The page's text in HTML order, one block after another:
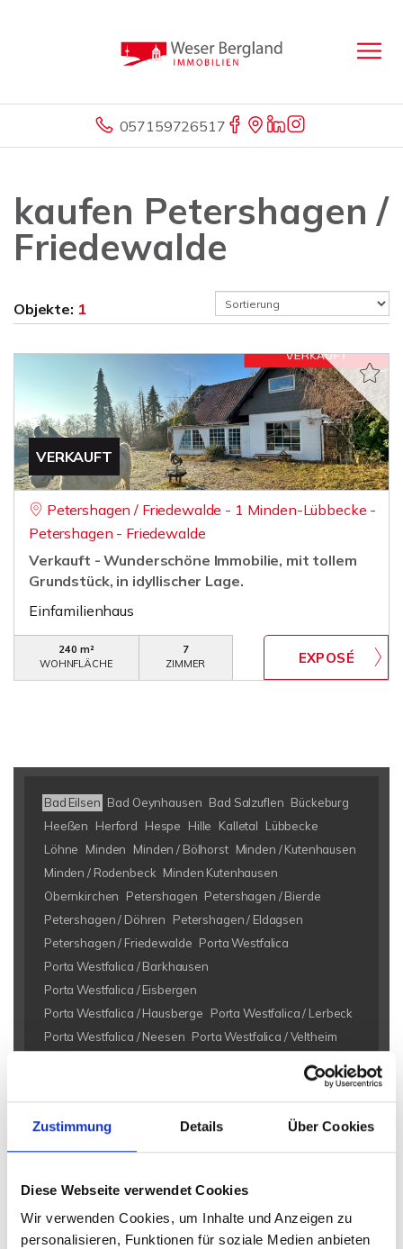
Zustimmung Details Über Cookies
Diese Webseite verwendet Cookies
Wir verwenden Cookies, um Inhalte und Anzeigen zu
personalisieren, Funktionen für soziale Medien anbieten
057159726517
kaufen Petershagen /
Friedewalde
Objekte: 1
VERKAUFT
Petershagen / Friedewalde - 1 Minden-Lübbecke -
Petershagen - Friedewalde
Verkauft - Wunderschöne Immobilie, mit tollem
Grundstück, in idyllischer Lage.
Einfamilienhaus
240 m²
WOHNFLÄCHE
7
ZIMMER
Bad Eilsen Bad Oeynhausen Bad Salzuflen Bückeburg
Heeßen
Herford Hespe Hille Kalletal
Lübbecke
Löhne
Minden Minden / Bölhorst Minden / Kutenhausen
Minden / Rodenbeck Minden Kutenhausen
Obernkirchen
Petershagen Petershagen / Bierde
Petershagen / Döhren
Petershagen / Eldagsen
Petershagen / Friedewalde Porta Westfalica
Porta Westfalica / Barkhausen
Porta Westfalica / Eisbergen
Porta Westfalica / Hausberge
Porta Westfalica / Lerbeck
Porta Westfalica / Neesen Porta Westfalica / Veltheim
Eilsen
Immo Bad Eilsen Wohnungen Bad Eilsen
Wohnung
suche Bad Eilsen
Wohnungssuche Bad Eilsen
Immobilienkauf Bad Eilsen